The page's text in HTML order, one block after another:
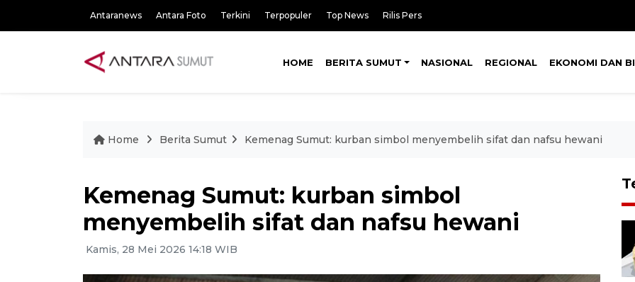
Antaranews Antara Foto Terkini Terpopuler Top News Rilis Pers
HOME BERITA SUMUT NASIONAL REGIONAL EKONOMI DAN
Home Berita Sumut Kemenag Sumut: kurban simbol menyembelih sifat dan nafsu hewani
Kemenag Sumut: kurban simbol
menyembelih sifat dan nafsu hewani
Kamis, 28 Mei 2026 14:18 WIB